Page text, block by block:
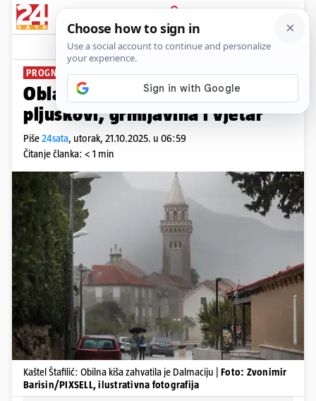
PRIJAVA
News Komentari
PROGNOZA VREMENA
Oblačno i kiša, na Jadranu
pljuskovi, grmljavina i vjetar
Piše24sata, utorak, 21.10.2025. u 06:59
Čitanje članka: < 1 min
Kaštel Štafilić: Obilna kiša zahvatila je Dalmaciju | Foto: Zvonimir
Barisin/PIXSELL, ilustrativna fotografija